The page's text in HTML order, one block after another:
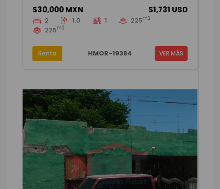
$30,000 MXN $1,731 USD
2 1.0 1 225m2
225m2
Renta HMOR-19384 VER MÁS